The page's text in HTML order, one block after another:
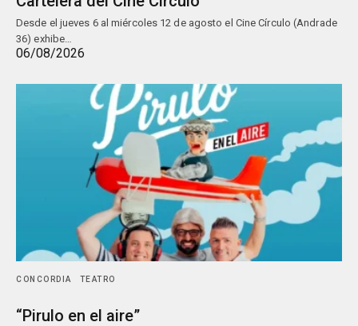
Desde el jueves 6 al miércoles 12 de agosto el Cine Círculo (Andrade
36) exhibe…
06/08/2026
CONCORDIA TEATRO
“Pirulo en el aire”